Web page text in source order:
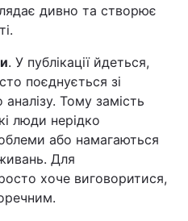
дивно та створює
. У публікації йдеться,
поєднується зі
Тому замість
люди нерідко
або намагаються
Для
хоче виговоритися,